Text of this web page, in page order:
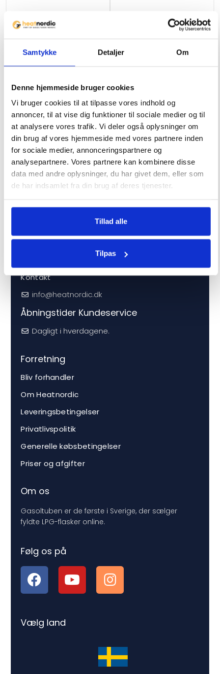
Samtykke Detaljer Om
Denne hjemmeside bruger cookies
Vi bruger cookies til at tilpasse vores indhold og
annoncer, til at vise dig funktioner til sociale medier og til
at analysere vores trafik. Vi deler også oplysninger om
din brug af vores hjemmeside med vores partnere inden
for sociale medier, annonceringspartnere og
analysepartnere. Vores partnere kan kombinere disse
data med andre oplysninger, du har givet dem, eller som
de har indsamlet fra din brug af deres tjenester.
Tillad alle
Tilpas
s
o
t
h
i
s
p
r
o
d
u
349
Ikke på lager
Muurikka Spatel 42 cm
69kr.
Grillovertræk Bluegaz Z1
590kr.
Service
Kontakt
info@heatnordic.dk
Åbningstider Kundeservice
Dagligt i hverdagene.
Forretning
Bliv forhandler
Om Heatnordic
Leveringsbetingelser
Privatlivspolitik
Generelle købsbetingelser
Priser og afgifter
Om os
Gasoltuben er de første i Sverige, der sælger
fyldte LPG-flasker online.
Følg os på
Vælg land